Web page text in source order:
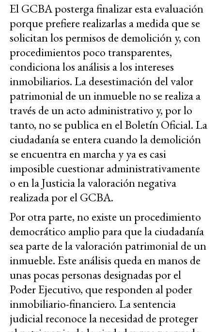
El GCBA posterga finalizar esta evaluación
porque prefiere realizarlas a medida que se
solicitan los permisos de demolición y, con
procedimientos poco transparentes,
condiciona los análisis a los intereses
inmobiliarios. La desestimación del valor
patrimonial de un inmueble no se realiza a
través de un acto administrativo y, por lo
tanto, no se publica en el Boletín Oficial. La
ciudadanía se entera cuando la demolición
se encuentra en marcha y ya es casi
imposible cuestionar administrativamente
o en la Justicia la valoración negativa
realizada por el GCBA.
Por otra parte, no existe un procedimiento
democrático amplio para que la ciudadanía
sea parte de la valoración patrimonial de un
inmueble. Este análisis queda en manos de
unas pocas personas designadas por el
Poder Ejecutivo, que responden al poder
inmobiliario-financiero. La sentencia
judicial reconoce la necesidad de proteger